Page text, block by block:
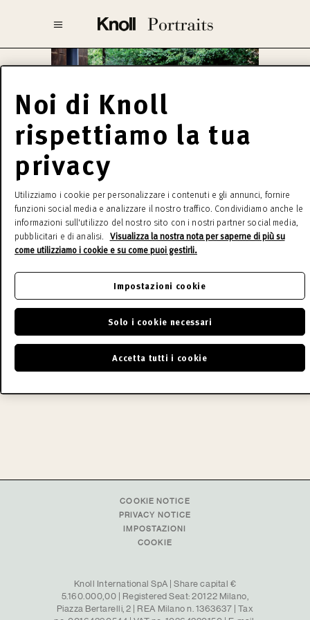
Harry Bertoia
Innovativa e incredibilmente affascinante, la
delicata filigrana che caratterizza tutta la
collezione Bertoia cela solidità e resistenza.
guardano bene queste sedie, sono fatte
soprattutto di aria, come una scultura, l’aria le
READ MORE
COOKIE NOTICE
PRIVACY NOTICE
IMPOSTAZIONI
COOKIE
Knoll International SpA | Share capital €
5.160.000,00 | Registered Seat: 20122 Milano,
Piazza Bertarelli, 2 | REA Milano n. 1363637 | Tax
Noi di Knoll
rispettiamo la tua
privacy
Utilizziamo i cookie per personalizzare i contenuti e gli annunci, fornire
funzioni social media e analizzare il nostro traffico. Condividiamo anche le
informazioni sull'utilizzo del nostro sito con i nostri partner social media,
pubblicitari e di analisi. Visualizza la nostra nota per saperne di più su
come utilizziamo i cookie e su come puoi gestirli.
Solo i cookie necessari
Accetta tutti i cookie
Impostazioni cookie